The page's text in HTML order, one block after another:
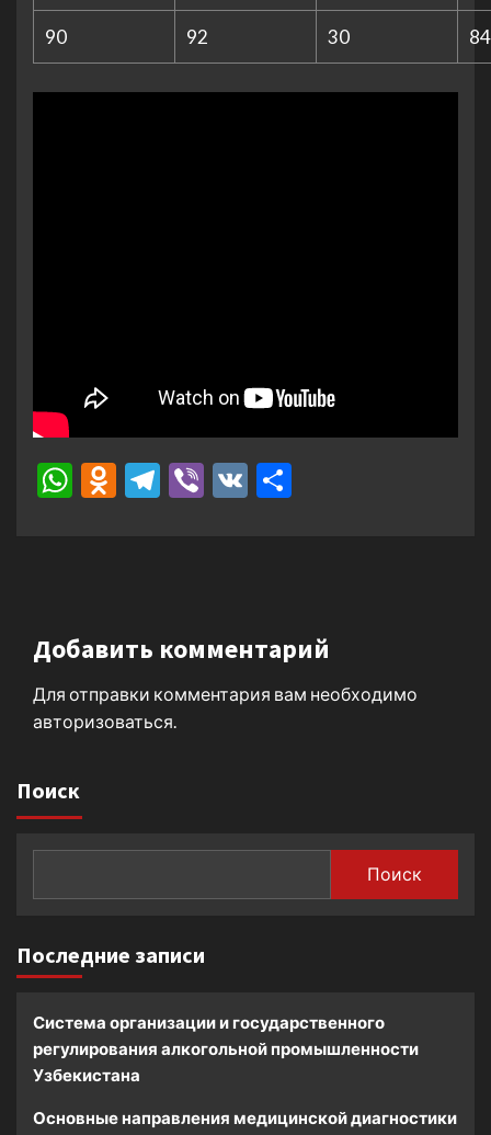
90 92 30 84
WhatsApp
Odnoklassniki
Telegram
Viber
VK
Добавить комментарий
Для отправки комментария вам необходимо
авторизоваться
Поиск
Поиск
Последние записи
Система организации и государственного
регулирования алкогольной промышленности
Узбекистана
Основные направления медицинской диагностики